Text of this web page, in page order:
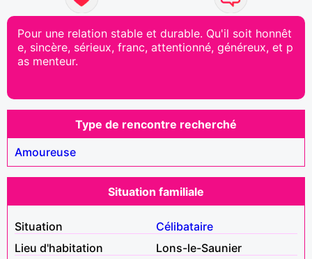
Pour une relation stable et durable. Qu'il soit honnêt
e, sincère, sérieux, franc, attentionné, généreux, et p
as menteur.
Type de rencontre recherché
Amoureuse
Situation familiale
Situation
Célibataire
Lieu d'habitation
Lons-le-Saunier